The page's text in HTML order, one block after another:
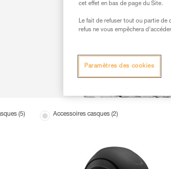
(5) Accessoires casques (2)
cet effet en bas de page du Site.
Le fait de refuser tout ou partie de
refus ne vous empêchera
Paramètres des cookies